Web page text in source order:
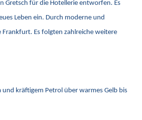
Gretsch für die Hotellerie entworfen. Es
Leben ein. Durch moderne und
Frankfurt. Es folgten zahlreiche weitere
kräftigem Petrol über warmes Gelb bis